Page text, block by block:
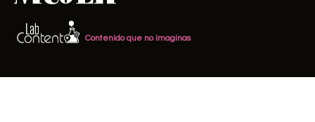
Contenido que no imaginas